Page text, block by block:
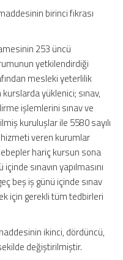
birinci fıkrası
253 üncü
yetkilendirdiği
mesleki yeterlilik
yüklenici; sınav,
işlemlerini sınav ve
kuruluşlar ile 5580 sayılı
veren kurumlar
hariç kursun sona
sınavın yapılmasını
beş iş günü içinde sınav
için gerekli tüm tedbirleri
ikinci, dördüncü,
değiştirilmiştir.